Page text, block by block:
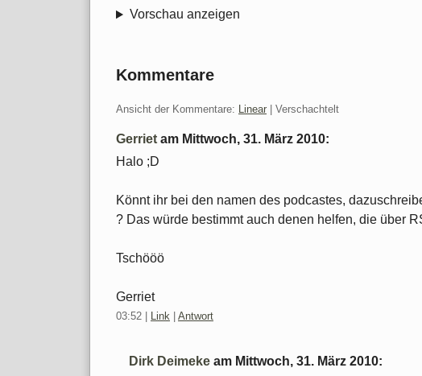
Vorschau anzeigen
Kommentare
Ansicht der Kommentare: Linear | Verschachtelt
Gerriet am Mittwoch, 31. März 2010:
Halo ;D
Könnt ihr bei den namen des podcastes,
? Das würde bestimmt auch denen helfen, die über
Tschööö
Gerriet
03:52 Link Antwort
Dirk Deimeke am Mittwoch, 31. März 2010: